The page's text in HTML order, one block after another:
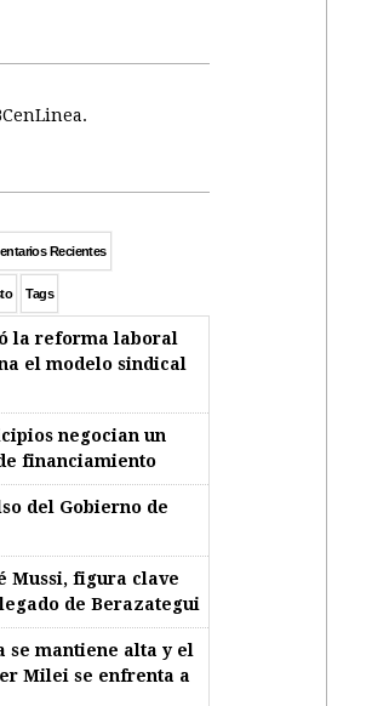
Recientes
Tags
la reforma laboral
el modelo sindical
negocian un
financiamiento
del Gobierno de
Mussi, figura clave
de Berazategui
se mantiene alta y el
Milei se enfrenta a